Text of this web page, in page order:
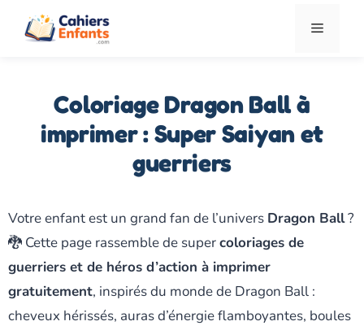
Menu
Coloriage Dragon Ball à
imprimer : Super Saiyan et
guerriers
Votre enfant est un grand fan de l’univers Dragon Ball?
🐉 Cette page rassemble de supercoloriages de
guerriers et de héros d’action à imprimer
gratuitement, inspirés du monde de Dragon Ball :
cheveux hérissés, auras d’énergie flamboyantes, boules